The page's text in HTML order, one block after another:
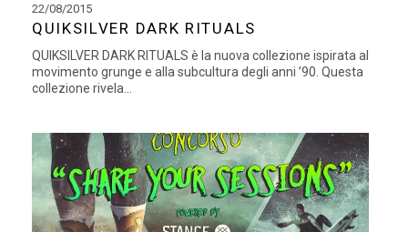
22/08/2015
QUIKSILVER DARK RITUALS
QUIKSILVER DARK RITUALS è la nuova collezione ispirata al
movimento grunge e alla subcultura degli anni ’90. Questa
collezione rivela...